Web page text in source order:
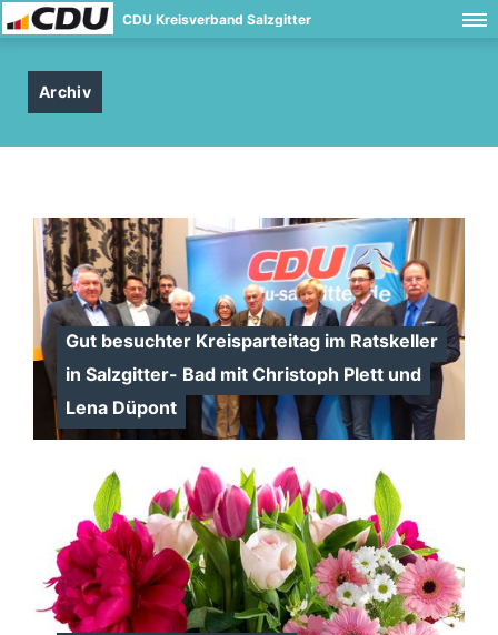
CDU Kreisverband Salzgitter
Archiv
Gut besuchter Kreisparteitag im Ratskeller
in Salzgitter- Bad mit Christoph Plett und
Lena Düpont